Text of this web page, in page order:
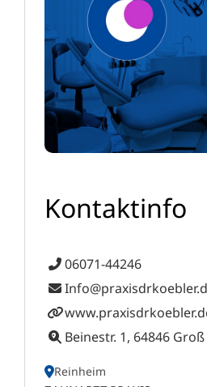
Kontaktinfo
06071-44246
Beinestr. 1, 64846
Reinheim